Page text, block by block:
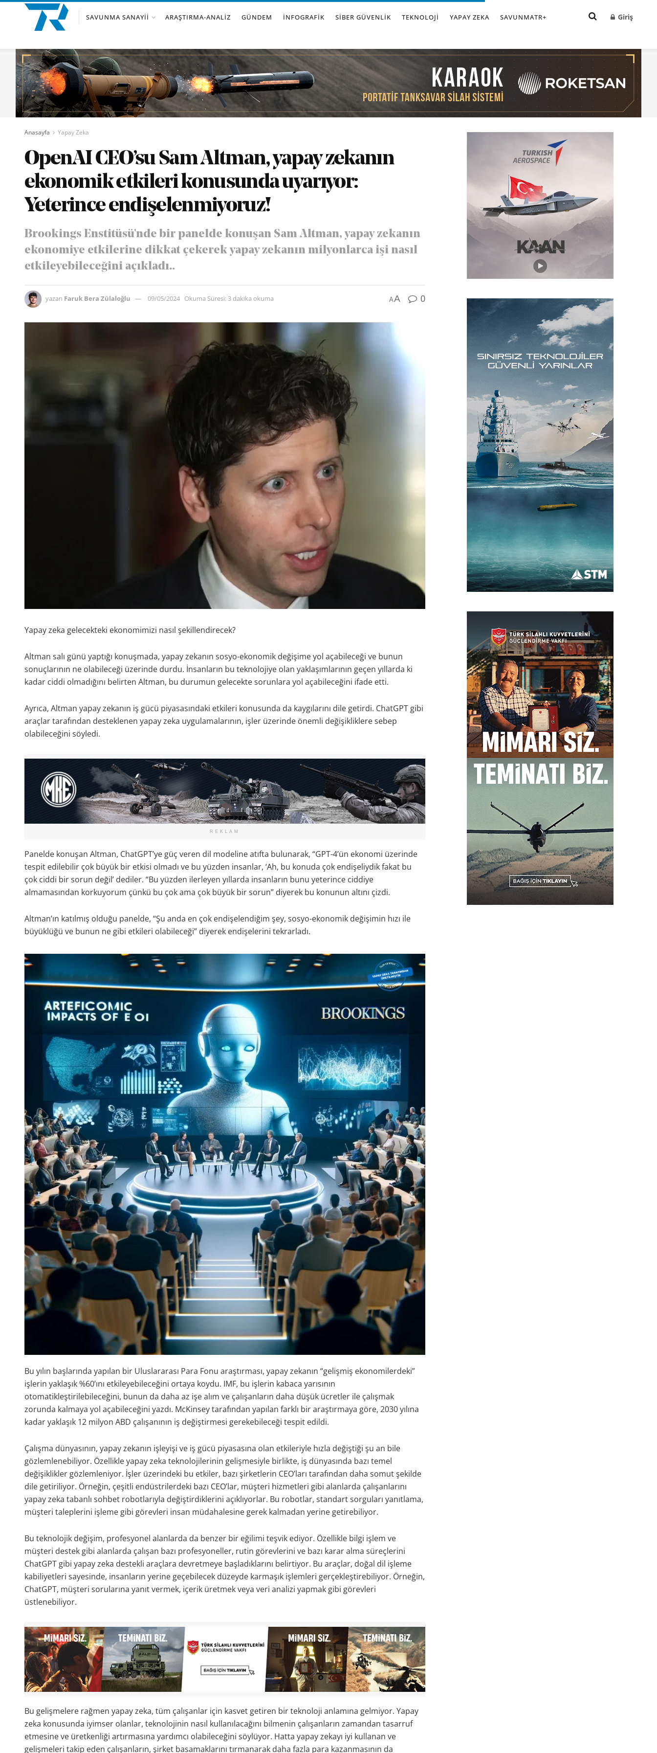
SAVUNMA SANAYII ARAŞTIRMA-ANALIZ GÜNDEM İNFOGRAFIK SIBER GÜVENLIK TEKNOLOJI YAPAY ZEKA SAVUNMATR+ Giriş
Anasayfa Yapay Zeka
OpenAI CEO’su Sam Altman, yapay zekanın
ekonomik etkileri konusunda uyarıyor:
Yeterince endişelenmiyoruz!
Brookings Enstitüsü'nde bir panelde konuşan Sam Altman, yapay zekanın
ekonomiye etkilerine dikkat çekerek yapay zekanın milyonlarca işi nasıl
etkileyebileceğini açıkladı..
yazan Faruk Bera Zülaloğlu 09/05/2024 Okuma Süresi: 3 dakika okuma AA 0
Yapay zeka gelecekteki ekonomimizi nasıl şekillendirecek?
Altman salı günü yaptığı konuşmada, yapay zekanın sosyo-ekonomik değişime yol açabileceği ve bunun
sonuçlarının ne olabileceği üzerinde durdu. İnsanların bu teknolojiye olan yaklaşımlarının geçen yıllarda ki
kadar ciddi olmadığını belirten Altman, bu durumun gelecekte sorunlara yol açabileceğini ifade etti.
Ayrıca, Altman yapay zekanın iş gücü piyasasındaki etkileri konusunda da kaygılarını dile getirdi. ChatGPT gibi
araçlar tarafından desteklenen yapay zeka uygulamalarının, işler üzerinde önemli değişikliklere sebep
olabileceğini söyledi.
REKLAM
Panelde konuşan Altman, ChatGPT’ye güç veren dil modeline atıfta bulunarak, “GPT-4’ün ekonomi üzerinde
tespit edilebilir çok büyük bir etkisi olmadı ve bu yüzden insanlar, ‘Ah, bu konuda çok endişeliydik fakat bu
çok ciddi bir sorun değil’ dediler. “Bu yüzden ilerleyen yıllarda insanların bunu yeterince ciddiye
almamasından korkuyorum çünkü bu çok ama çok büyük bir sorun” diyerek bu konunun altını çizdi.
Altman’ın katılmış olduğu panelde, “Şu anda en çok endişelendiğim şey, sosyo-ekonomik değişimin hızı ile
büyüklüğü ve bunun ne gibi etkileri olabileceği” diyerek endişelerini tekrarladı.
Bu yılın başlarında yapılan bir Uluslararası Para Fonu araştırması, yapay zekanın “gelişmiş ekonomilerdeki”
işlerin yaklaşık %60’ını etkileyebileceğini ortaya koydu. IMF, bu işlerin kabaca yarısının
otomatikleştirilebileceğini, bunun da daha az işe alım ve çalışanların daha düşük ücretler ile çalışmak
zorunda kalmaya yol açabileceğini yazdı. McKinsey tarafından yapılan farklı bir araştırmaya göre, 2030 yılına
kadar yaklaşık 12 milyon ABD çalışanının iş değiştirmesi gerekebileceği tespit edildi.
Çalışma dünyasının, yapay zekanın işleyişi ve iş gücü piyasasına olan etkileriyle hızla değiştiği şu an bile
gözlemlenebiliyor. Özellikle yapay zeka teknolojilerinin gelişmesiyle birlikte, iş dünyasında bazı temel
değişiklikler gözlemleniyor. İşler üzerindeki bu etkiler, bazı şirketlerin CEO’ları tarafından daha somut şekilde
dile getiriliyor. Örneğin, çeşitli endüstrilerdeki bazı CEO’lar, müşteri hizmetleri gibi alanlarda çalışanlarını
yapay zeka tabanlı sohbet robotlarıyla değiştirdiklerini açıklıyorlar. Bu robotlar, standart sorguları yanıtlama,
müşteri taleplerini işleme gibi görevleri insan müdahalesine gerek kalmadan yerine getirebiliyor.
Bu teknolojik değişim, profesyonel alanlarda da benzer bir eğilimi teşvik ediyor. Özellikle bilgi işlem ve
müşteri destek gibi alanlarda çalışan bazı profesyoneller, rutin görevlerini ve bazı karar alma süreçlerini
ChatGPT gibi yapay zeka destekli araçlara devretmeye başladıklarını belirtiyor. Bu araçlar, doğal dil işleme
kabiliyetleri sayesinde, insanların yerine geçebilecek düzeyde karmaşık işlemleri gerçekleştirebiliyor. Örneğin,
ChatGPT, müşteri sorularına yanıt vermek, içerik üretmek veya veri analizi yapmak gibi görevleri
üstlenebiliyor.
Bu gelişmelere rağmen yapay zeka, tüm çalışanlar için kasvet getiren bir teknoloji anlamına gelmiyor. Yapay
zeka konusunda iyimser olanlar, teknolojinin nasıl kullanılacağını bilmenin çalışanların zamandan tasarruf
etmesine ve üretkenliği artırmasına yardımcı olabileceğini söylüyor. Hatta yapay zekayı iyi kullanan ve
gelişmeleri takip eden çalışanların, şirket basamaklarını tırmanarak daha fazla para kazanmasının da